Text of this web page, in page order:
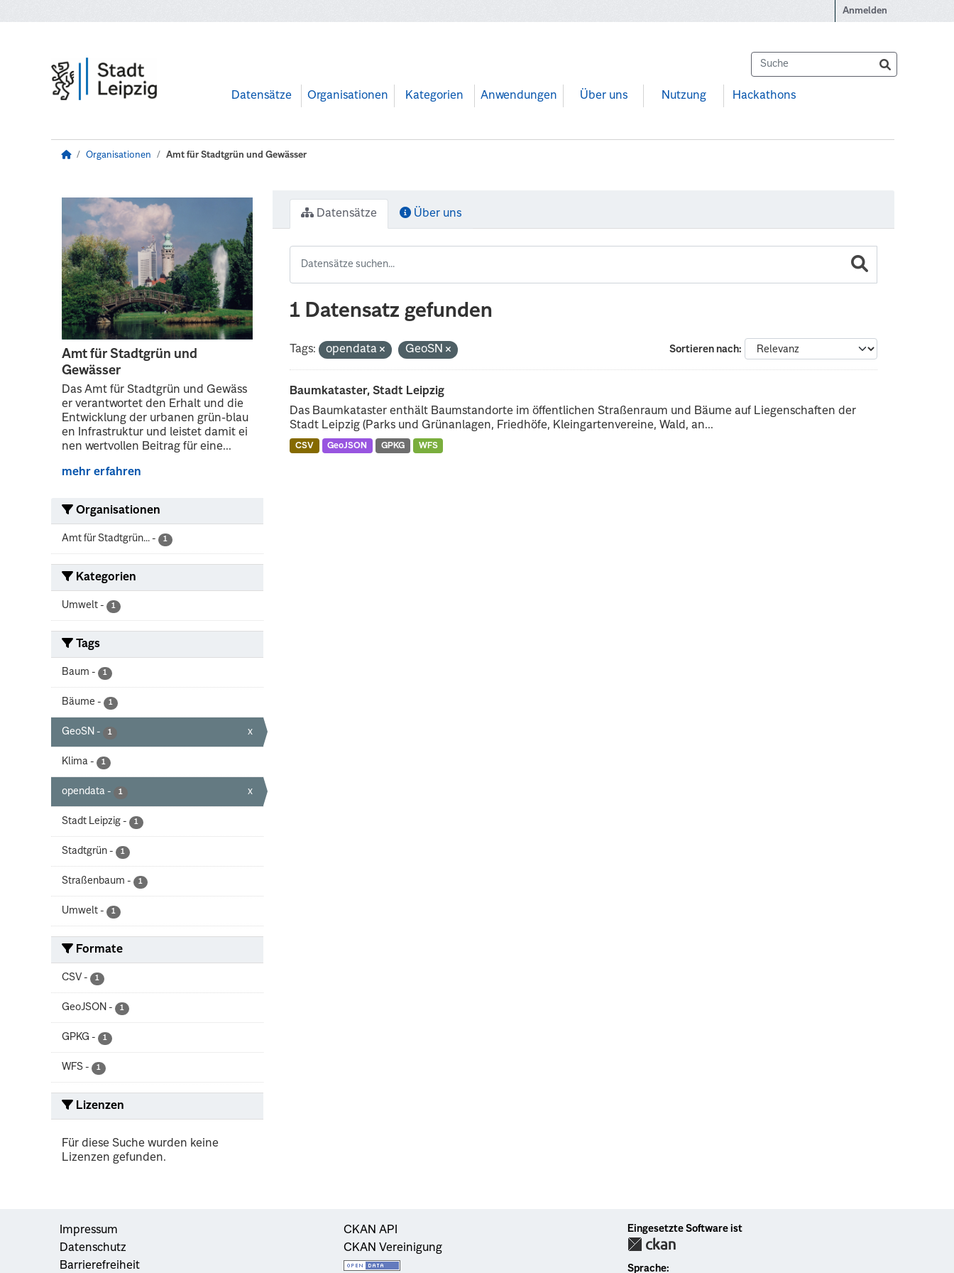
Anmelden
Datensätze Organisationen Kategorien Anwendungen Über uns Nutzung Hackathons
Organisationen Amt für Stadtgrün und Gewässer
Amt für Stadtgrün und
Gewässer
Das Amt für Stadtgrün und Gewäss
er verantwortet den Erhalt und die
Entwicklung der urbanen grün-blau
en Infrastruktur und leistet damit ei
nen wertvollen Beitrag für eine...
mehr erfahren
Organisationen
Amt für Stadtgrün... - 1
Kategorien
Umwelt - 1
Tags
Baum - 1
Bäume - 1
GeoSN - 1 x
Klima - 1
opendata - 1 x
Stadt Leipzig - 1
Stadtgrün - 1
Straßenbaum - 1
Umwelt - 1
Formate
CSV - 1
GeoJSON - 1
GPKG - 1
WFS - 1
Lizenzen
Für diese Suche wurden keine
Lizenzen gefunden.
Datensätze Über uns
1 Datensatz gefunden
Sortieren nach
Tags: opendata GeoSN
Baumkataster, Stadt Leipzig
Das Baumkataster enthält Baumstandorte im öffentlichen Straßenraum und Bäume auf Liegenschaften der
Stadt Leipzig (Parks und Grünanlagen, Friedhöfe, Kleingartenvereine, Wald, an...
CSV GeoJSON GPKG WFS
Impressum
Datenschutz
Barrierefreiheit
CKAN API
CKAN Vereinigung
Eingesetzte Software ist
Sprache